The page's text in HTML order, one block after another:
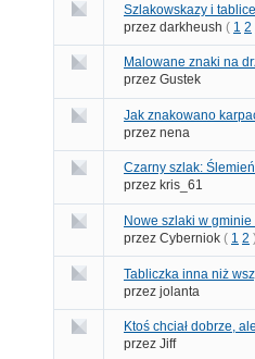
Szlakowskazy i tablice
przez darkheush ( 1 2
Malowane znaki na
przez Gustek
Jak znakowano
przez nena
Czarny szlak:
przez kris_61
Nowe szlaki w
przez Cyberniok ( 1 2
Tabliczka inna niż
przez jolanta
Ktoś chciał dobrze,
przez Jiff